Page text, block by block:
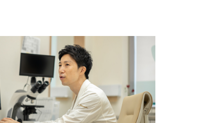
栓塞栓症のような血管疾
患、気胸などの胸膜疾患
とさまざまな領域にまた
がる病気が混在していま